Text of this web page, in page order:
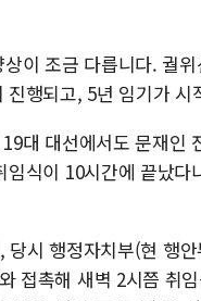
이 조금 다릅니다. 궐
행되고, 5년 임기가 시
대 대선에서도 문재인
식이 10시간에 끝났
시 행정자치부(현 행
접촉해 새벽 2시쯤 취